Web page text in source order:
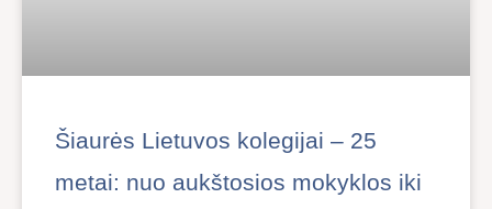
Šiaurės Lietuvos kolegijai – 25
metai: nuo aukštosios mokyklos iki